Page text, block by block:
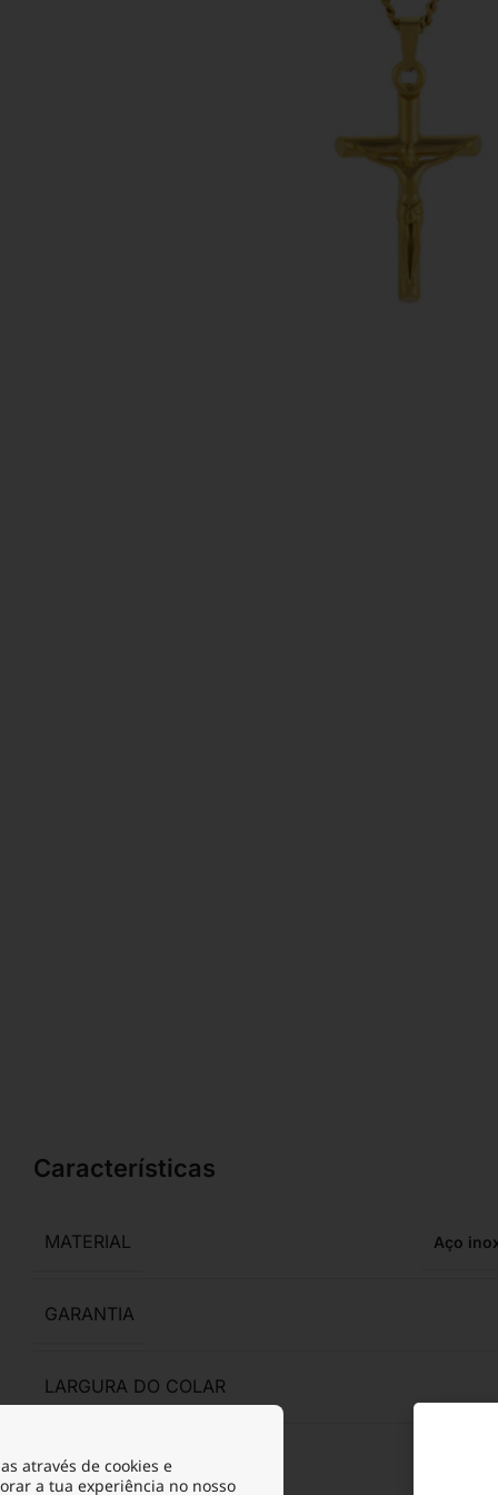
Características
MATERIAL Aço
GARANTIA
LARGURA DO COLAR
ALTURA DO PENDENTE
através de cookies e
a tua experiência no nosso